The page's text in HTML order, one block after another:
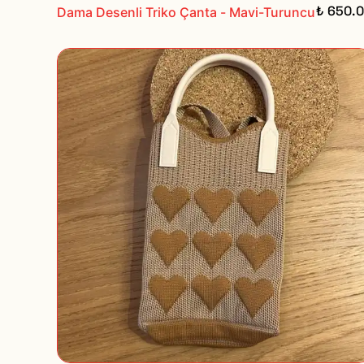
Dama Desenli Triko Çanta - Mavi-Turuncu₺